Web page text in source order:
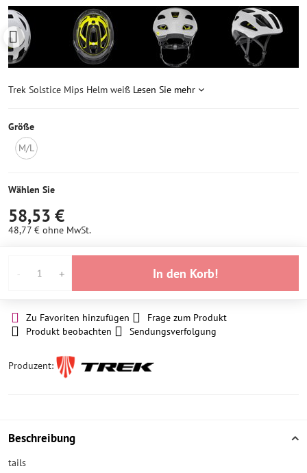
Trek Solstice Mips Helm weiß Lesen Sie mehr
Größe
M/L
Lager
Wählen Sie
58,53 €
48,77 € ohne MwSt.
In den Korb!
Zu Favoriten hinzufügen
Frage zum Produkt
Produkt beobachten
Sendungsverfolgung
Produzent:
Beschreibung
tails